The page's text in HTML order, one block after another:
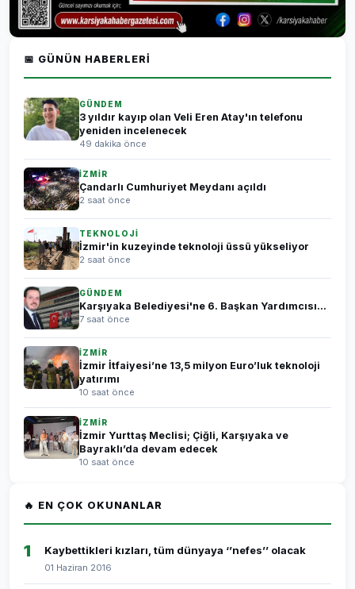
📅 GÜNÜN HABERLERI
GÜNDEM
3 yıldır kayıp olan Veli Eren Atay'ın telefonu
yeniden incelenecek
49 dakika önce
İZMİR
Çandarlı Cumhuriyet Meydanı açıldı
2 saat önce
TEKNOLOJİ
İzmir'in kuzeyinde teknoloji üssü yükseliyor
2 saat önce
GÜNDEM
Karşıyaka Belediyesi'ne 6. Başkan Yardımcısı...
7 saat önce
İZMİR
İzmir İtfaiyesi’ne 13,5 milyon Euro’luk teknoloji
yatırımı
10 saat önce
İZMİR
İzmir Yurttaş Meclisi; Çiğli, Karşıyaka ve
Bayraklı’da devam edecek
10 saat önce
🔥 EN ÇOK OKUNANLAR
1 Kaybettikleri kızları, tüm dünyaya ‘’nefes’’ olacak
01 Haziran 2016